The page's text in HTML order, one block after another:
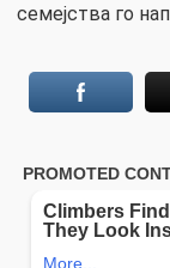
семејства го